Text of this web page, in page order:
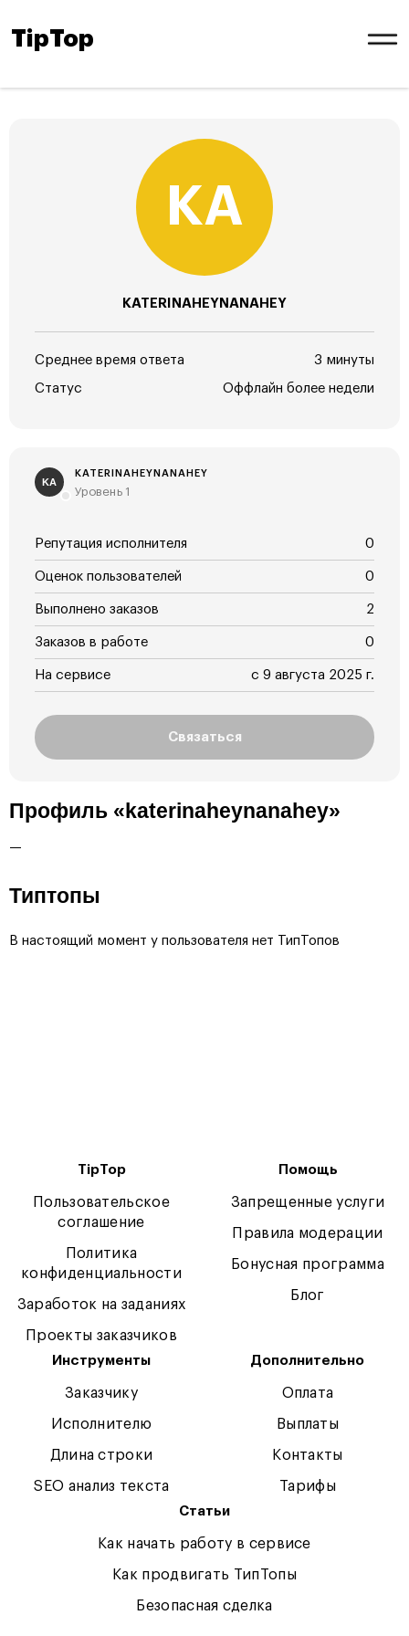
TipTop
KATERINAHEYNANAHEY
Среднее время ответа 3 минуты
Статус Оффлайн более недели
KA
KATERINAHEYNANAHEY
Уровень 1
Репутация исполнителя 0
Оценок пользователей 0
Выполнено заказов 2
Заказов в работе 0
На сервисе с 9 августа 2025 г.
Связаться
Профиль «katerinaheynanahey»
—
Типтопы
В настоящий момент у пользователя нет ТипТопов
TipTop
Пользовательское
соглашение
Политика
конфиденциальности
Заработок на заданиях
Проекты заказчиков
Помощь
Запрещенные услуги
Правила модерации
Бонусная программа
Блог
Инструменты
Заказчику
Исполнителю
Длина строки
SEO анализ текста
Дополнительно
Оплата
Выплаты
Контакты
Тарифы
Статьи
Как начать работу в сервисе
Как продвигать ТипТопы
Безопасная сделка